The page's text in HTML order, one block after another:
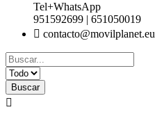
Tel+WhatsApp
951592699 | 651050019
 contacto@movilplanet.eu
Buscar
